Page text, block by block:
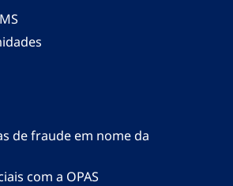
de fraude em nome da
com a OPAS